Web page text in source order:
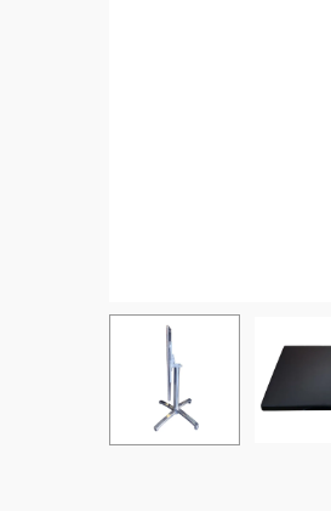
Hit enter